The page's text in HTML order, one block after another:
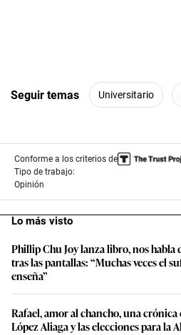
Seguir temas Universitario
Conforme a los criterios de
Tipo de trabajo:
Opinión
Lo más visto
Phillip Chu Joy lanza libro, nos habla
tras las pantallas: “Muchas veces el
enseña”
Rafael, amor al chancho, una crónica
López Aliaga y las elecciones para la